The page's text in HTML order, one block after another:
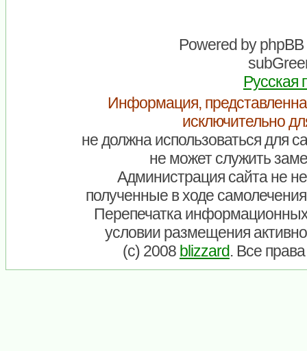
Powered byphpBB
Русская
Информация,
исключительно
не должна использоваться для
не может служить
Администрация сайта не
полученные в ходе
Перепечатка
условии размещения
(c) 2008 blizzard. Все